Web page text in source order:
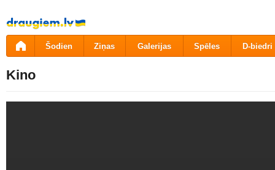
Pāriet
uz
saturu
Šodien Ziņas Galerijas Spēles D-biedri
Kino